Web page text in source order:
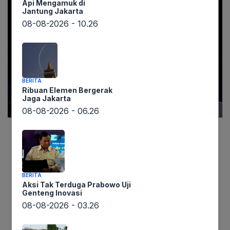
Lintaswarta.co.id – Kancah politik Hungaria
diguncang setelah pemimpin oposisi Peter
Magyar mengklaim kemenangan telak dalam
pemilihan nasional yang baru-baru ini digelar.
Partainya, Partai Tisza, disebut-sebut berhasil
mengungguli partai berkuasa Fidesz, yang
Api Mengamuk di
Jantung Jakarta
08-08-2026 - 10.26
BERITA
Ribuan Elemen Bergerak
Jaga Jakarta
08-08-2026 - 06.26
BERITA
Aksi Tak Terduga Prabowo Uji
Genteng Inovasi
08-08-2026 - 03.26